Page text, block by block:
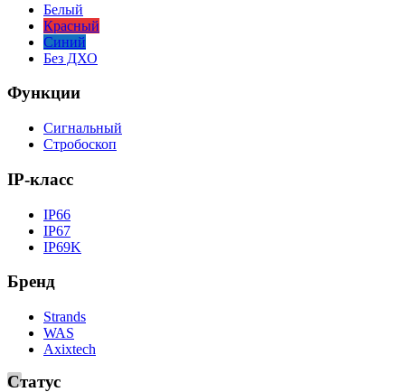
Белый
Красный
Синий
Без ДХО
Функции
Сигнальный
Стробоскоп
IP-класс
IP66
IP67
IP69K
Бренд
Strands
WAS
Axixtech
Статус